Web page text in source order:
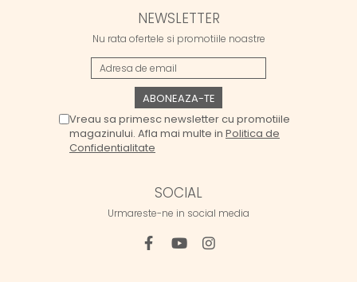
NEWSLETTER
Nu rata ofertele si promotiile noastre
Vreau sa primesc newsletter cu promotiile
magazinului. Afla mai multe in Politica de
Confidentialitate
SOCIAL
Urmareste-ne in social media